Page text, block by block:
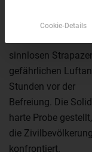
Archiv der
sinnlosen
gefährlichen
Stunden vor der
Befreiung. Die
harte Probe gestellt,
die
konfrontiert.
Cookie-Details